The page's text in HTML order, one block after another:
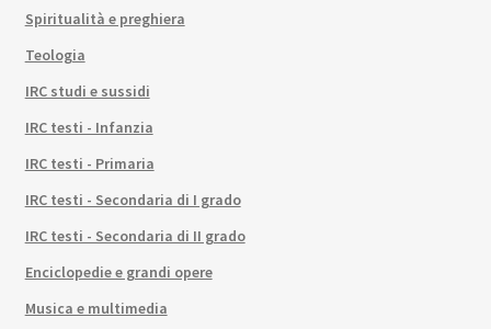
Spiritualità e preghiera
Teologia
IRC studi e sussidi
IRC testi - Infanzia
IRC testi - Primaria
IRC testi - Secondaria di I grado
IRC testi - Secondaria di II grado
Enciclopedie e grandi opere
Musica e multimedia